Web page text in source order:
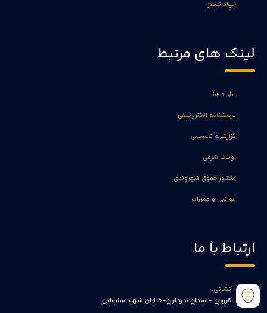
جهاد تبیین
لینک های مرتبط
بیانیه ها
پرسشنامه الکترونیکی
گزارشات تخصصی
اوقات شرعی
منشور حقوق شهروندی
قوانین و مقررات
ارتباط با ما
نشانی:
قزوین - میدان سرداران-خیابان شهید سلیمانی